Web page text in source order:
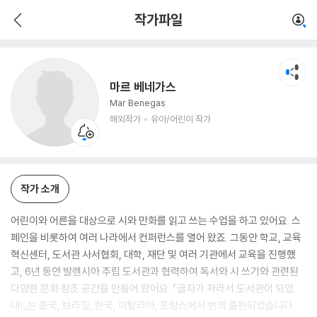
작가파일
마르 베네가스
Mar Benegas
해외작가
유아/어린이 작가
유아/어린이 작가
작가 소개
어린이와 어른을 대상으로 시와 만화를 읽고 쓰는 수업을 하고 있어요. 스
페인을 비롯하여 여러 나라에서 컨퍼런스를 열어 왔죠. 그동안 학교, 교육
혁신센터, 도서관 사서협회, 대학, 재단 및 여러 기관에서 교육을 진행했
고, 6년 동안 발렌시아 주립 도서관과 협력하여 독서와 시 쓰기와 관련된
다양한 문화 창조 공간을 만들어 왔어요. 『글자가 자라서 도서관이 되었
대!』는 중국, 브라질, 한국, 이탈리아, 프랑스에서 번역 출판되었습니다.